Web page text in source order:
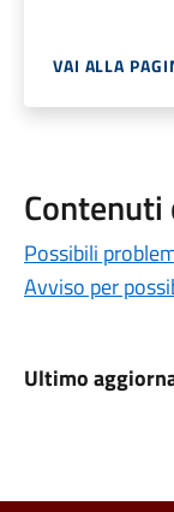
VAI ALLA
Possibili
Avviso per
Ultimo